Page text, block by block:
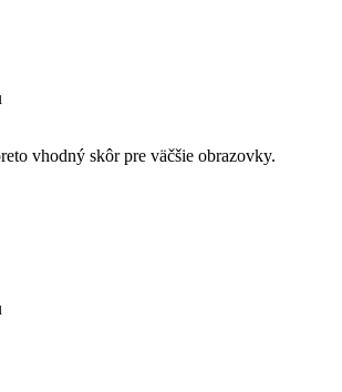
vhodný skôr pre väčšie obrazovky.